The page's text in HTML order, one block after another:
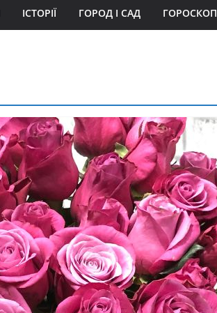
ІСТОРІЇ ГОРОД І САД ГОРОСКОП